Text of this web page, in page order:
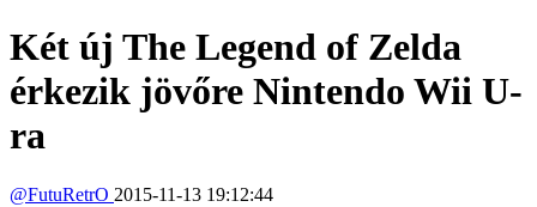
Két új The Legend of Zelda
érkezik jövőre Nintendo Wii U-
ra
@FutuRetrO 2015-11-13 19:12:44